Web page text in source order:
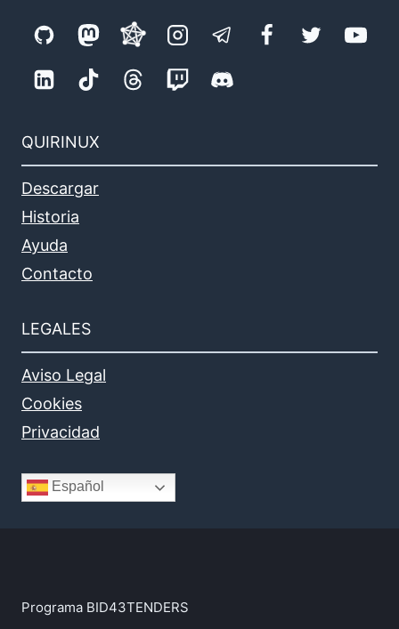
QUIRINUX
Descargar
Historia
Ayuda
Contacto
LEGALES
Aviso Legal
Cookies
Privacidad
Español
Programa BID43TENDERS